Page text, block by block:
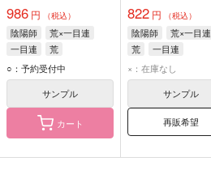
986 円 （税込）
陰陽師
荒×一目連
一目連
荒
○：予約受付中
サンプル
カート
822 円 （税込）
陰陽師
荒×一目連
荒
一目連
×：在庫なし
サンプル
再販希望